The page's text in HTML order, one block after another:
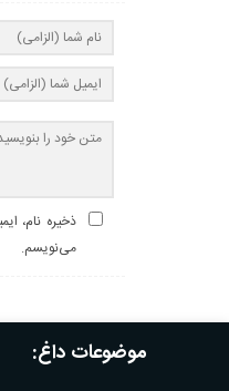
ذخیره نام،
می‌نویسم.
موضوعات داغ: